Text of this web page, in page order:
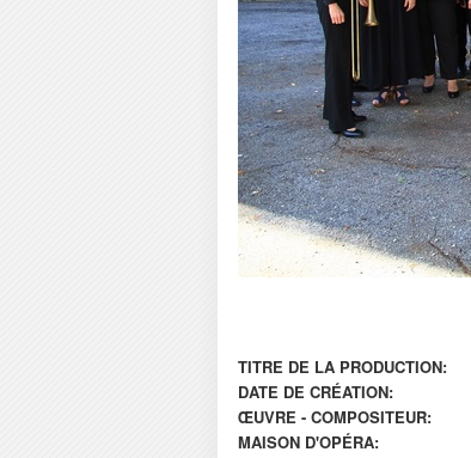
TITRE DE LA PRODUCTION:
DATE DE CRÉATION:
ŒUVRE - COMPOSITEUR:
MAISON D'OPÉRA: